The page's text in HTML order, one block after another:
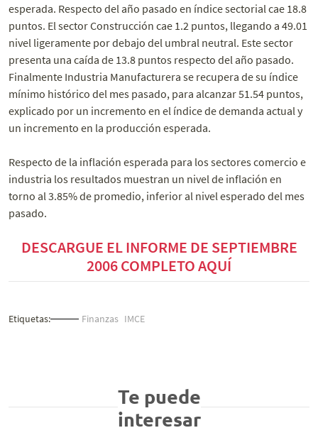
esperada. Respecto del año pasado en índice sectorial cae 18.8
puntos. El sector Construcción cae 1.2 puntos, llegando a 49.01
nivel ligeramente por debajo del umbral neutral. Este sector
presenta una caída de 13.8 puntos respecto del año pasado.
Finalmente Industria Manufacturera se recupera de su índice
mínimo histórico del mes pasado, para alcanzar 51.54 puntos,
explicado por un incremento en el índice de demanda actual y
un incremento en la producción esperada.
Respecto de la inflación esperada para los sectores comercio e
industria los resultados muestran un nivel de inflación en
torno al 3.85% de promedio, inferior al nivel esperado del mes
pasado.
DESCARGUE EL INFORME DE SEPTIEMBRE
2006 COMPLETO AQUÍ
Etiquetas: Finanzas IMCE
Te puede
interesar